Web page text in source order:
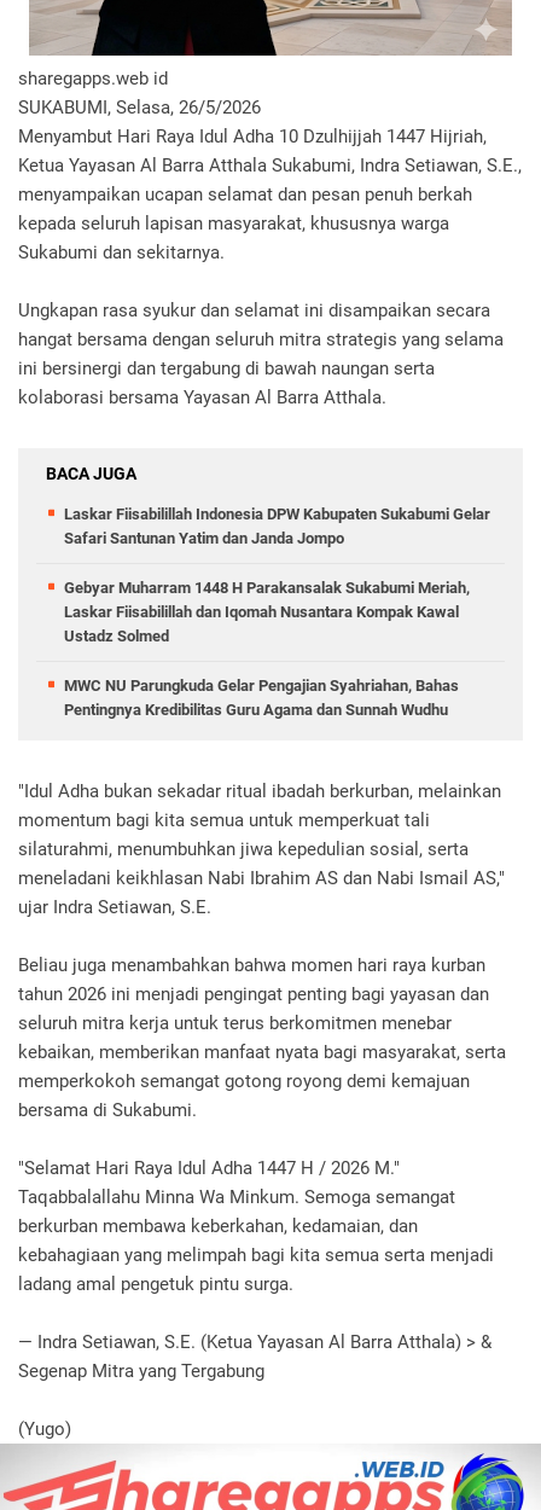
​sharegapps.web id
SUKABUMI, Selasa, 26/5/2026
Menyambut Hari Raya Idul Adha 10 Dzulhijjah 1447 Hijriah,
Ketua Yayasan Al Barra Atthala Sukabumi, Indra Setiawan, S.E.,
menyampaikan ucapan selamat dan pesan penuh berkah
kepada seluruh lapisan masyarakat, khususnya warga
Sukabumi dan sekitarnya.
​Ungkapan rasa syukur dan selamat ini disampaikan secara
hangat bersama dengan seluruh mitra strategis yang selama
ini bersinergi dan tergabung di bawah naungan serta
kolaborasi bersama Yayasan Al Barra Atthala.
BACA JUGA
Laskar Fiisabilillah Indonesia DPW Kabupaten Sukabumi Gelar
Safari Santunan Yatim dan Janda Jompo
Gebyar Muharram 1448 H Parakansalak Sukabumi Meriah,
Laskar Fiisabilillah dan Iqomah Nusantara Kompak Kawal
Ustadz Solmed
MWC NU Parungkuda Gelar Pengajian Syahriahan, Bahas
Pentingnya Kredibilitas Guru Agama dan Sunnah Wudhu
​"Idul Adha bukan sekadar ritual ibadah berkurban, melainkan
momentum bagi kita semua untuk memperkuat tali
silaturahmi, menumbuhkan jiwa kepedulian sosial, serta
meneladani keikhlasan Nabi Ibrahim AS dan Nabi Ismail AS,"
ujar Indra Setiawan, S.E.
​Beliau juga menambahkan bahwa momen hari raya kurban
tahun 2026 ini menjadi pengingat penting bagi yayasan dan
seluruh mitra kerja untuk terus berkomitmen menebar
kebaikan, memberikan manfaat nyata bagi masyarakat, serta
memperkokoh semangat gotong royong demi kemajuan
bersama di Sukabumi.
​"Selamat Hari Raya Idul Adha 1447 H / 2026 M."
​Taqabbalallahu Minna Wa Minkum. Semoga semangat
berkurban membawa keberkahan, kedamaian, dan
kebahagiaan yang melimpah bagi kita semua serta menjadi
ladang amal pengetuk pintu surga.
​— Indra Setiawan, S.E. (Ketua Yayasan Al Barra Atthala) > &
Segenap Mitra yang Tergabung
(Yugo)